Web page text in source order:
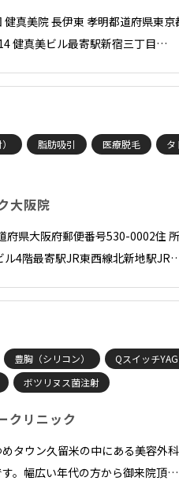
健真美院 長伊東 孝明都道府県東
健真美ビル最寄駅新宿三丁目…
脂肪吸引 医療脱毛
タ
大阪院
府県大阪府郵便番号530-0002住
4階最寄駅JR東西線北新地駅
豊胸（シリコン）
Qスイッチ
ボツリヌス菌注射
クリニック
タウン久留米の中にある美容外
。幅広い年代の方から御来院頂…